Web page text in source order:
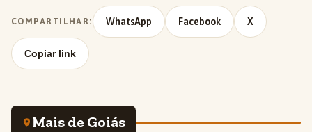
COMPARTILHAR: WhatsApp Facebook X
Copiar link
Mais de Goiás